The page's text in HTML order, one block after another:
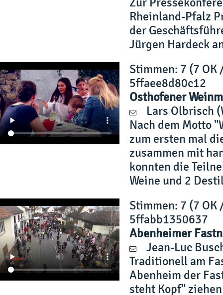
Rheinland-Pfalz
der
Jürgen Hardeck
Stimmen: 7 (7 OK
5ffaee8d80c12
Osthofener
Lars Olbrisch
Nach dem Motto
zum ersten mal
zusammen mit
konnten die
Weine und 2
Stimmen: 7 (7 OK
5ffabb1350637
Abenheimer
Jean-Luc
Traditionell am
Abenheim der
steht Kopf"